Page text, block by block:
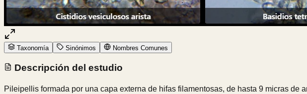
Taxonomía Sinónimos Nombres Comunes
Descripción del estudio
Pileipellis formada por una capa externa de hifas filamentosas, de hasta 9 micras